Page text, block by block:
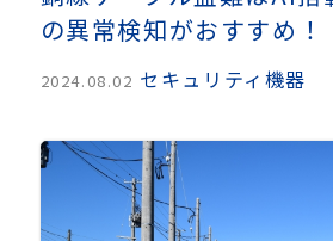
の異常検知がおすすめ！
2024.08.02 セキュリティ機器